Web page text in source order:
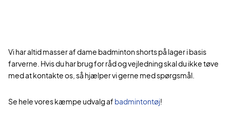
Vi har altid masser af dame badminton shorts på lager i basis
farverne. Hvis du har brug for råd og vejledning skal du ikke tøve
med at kontakte os, så hjælper vi gerne med spørgsmål.
Se hele vores kæmpe udvalg af badmintontøj!